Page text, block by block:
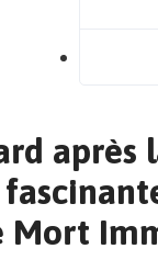
après
Mort